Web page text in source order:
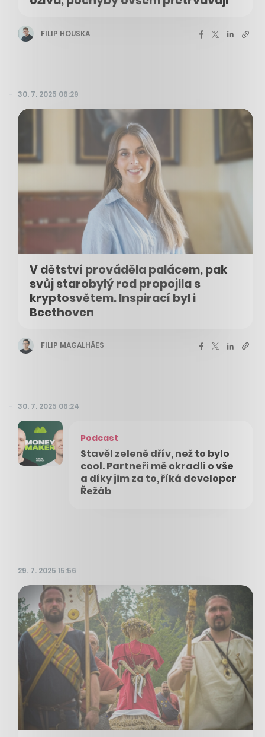
FILIP HOUSKA
30. 7. 2025 06:29
V dětství prováděla palácem, pak
svůj starobylý rod propojila s
kryptosvětem. Inspirací byl i
Beethoven
FILIP MAGALHÃES
30. 7. 2025 06:24
Podcast
Stavěl zeleně dřív, než to bylo
cool. Partneři mě okradli o vše
a díky jim za to, říká developer
Řežáb
29. 7. 2025 15:56